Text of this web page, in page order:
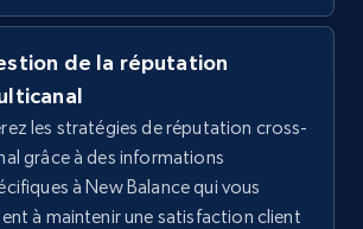
Breadcrumbs, Root category, and
359+ Commencer
de la réputation
les stratégies de réputation cross-
grâce à des informations
à New Balance qui vous
à maintenir une satisfaction client